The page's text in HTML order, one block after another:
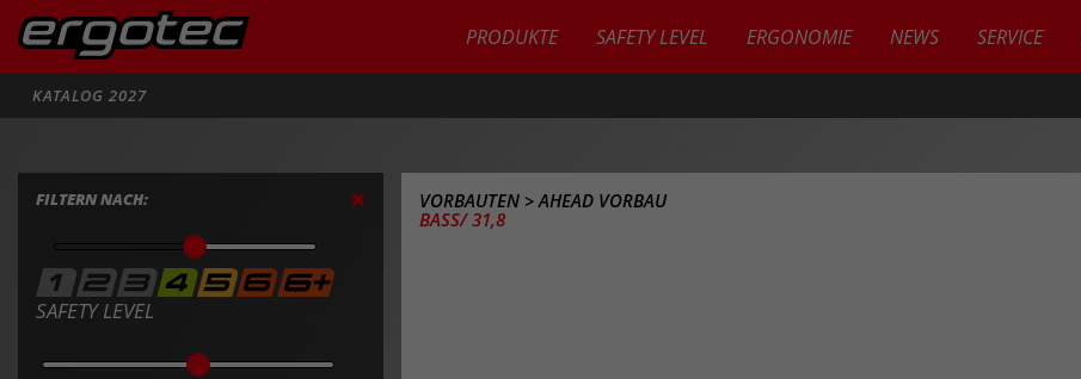
PRODUKTE SAFETY LEVEL ERGONOMIE NEWS SERVICE
KATALOG 2027
FILTERN NACH:
SAFETY LEVEL
VORBAUTEN >AHEAD VORBAU
BASS/ 31,8